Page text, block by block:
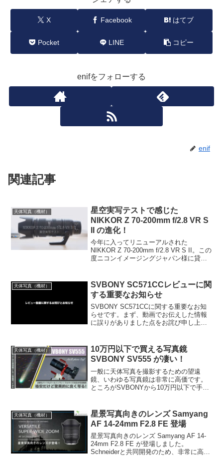
X Facebook はてブ
Pocket LINE コピー
enifをフォローする
enif
関連記事
天体写真（機材）
星空実写テストで感じた
NIKKOR Z 70-200mm f/2.8 VR S
II の進化！
今年に入ってリニューアルされた
NIKKOR Z 70-200mm f/2.8 VR S II。この
度ニコンイメージングジャパン様に貸し
れ、ズーム全域で非常に高い光学性能
を...
天体写真（機材）
SVBONY SC571CCレビューに関
する重要なお知らせ
SVBONY SC571CCに関する重要なお知
らせです。まず、動画でお伝えした情報
に誤りがありました点をお詫び申し上げ
んが、送料も含めて全額返金対応可能な
ことをお伝えいたします。
天体写真（機材）
10万円以下で買える写真鏡
SVBONY SV555 が凄い！
一般に天体写真を撮影するための望遠
鏡、いわゆる写真鏡は非常に高価です。
ところがSVBONYから10万円以下で手に
がF4.5でフルサイズ周辺まで対応、しか
も星像も優れている、素晴らしい一本で
した。
天体写真（機材）
星景写真向きのレンズ Samyang
AF 14-24mm F2.8 FE 登場
星景写真向きのレンズ Samyang AF 14-
24mm F2.8 FE が登場しました。
Schneiderと共同開発のため、非常に高性